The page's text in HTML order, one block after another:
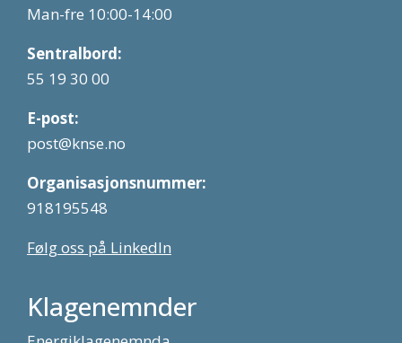
Man-fre 10:00-14:00
Sentralbord:
55 19 30 00
E-post:
post@knse.no
Organisasjonsnummer:
918195548
Følg oss på LinkedIn
Klagenemnder